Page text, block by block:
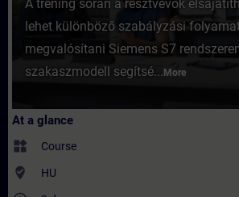
A tréning során a résztvevők
lehet különböző szabályzási
megvalósítani Siemens S7
szakaszmodell segítsé... More
At a glance
widgets Course
where_to_vote HU